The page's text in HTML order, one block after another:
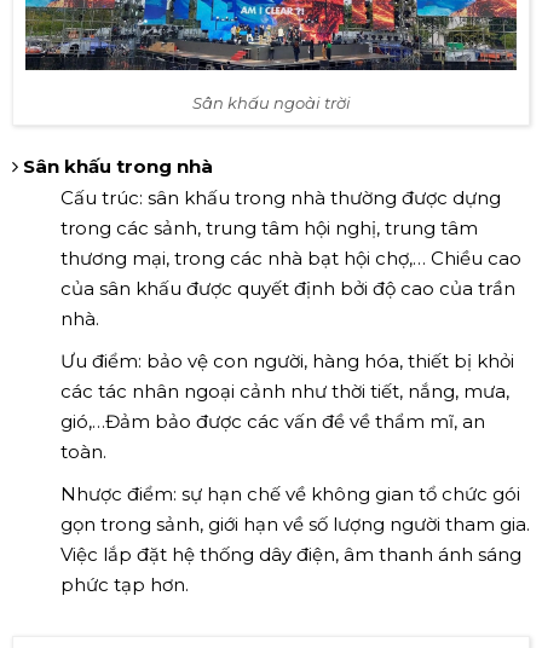
Sân khấu ngoài trời
Sân khấu trong nhà
Cấu trúc: sân khấu trong nhà thường được dựng
trong các sảnh, trung tâm hội nghị, trung tâm
thương mại, trong các nhà bạt hội chợ,… Chiều cao
của sân khấu được quyết định bởi độ cao của trần
nhà.
Ưu điểm: bảo vệ con người, hàng hóa, thiết bị khỏi
các tác nhân ngoại cảnh như thời tiết, nắng, mưa,
gió,…Đảm bảo được các vấn đề về thẩm mĩ, an
toàn.
Nhược điểm: sự hạn chế về không gian tổ chức gói
gọn trong sảnh, giới hạn về số lượng người tham gia.
Việc lắp đặt hệ thống dây điện, âm thanh ánh sáng
phức tạp hơn.